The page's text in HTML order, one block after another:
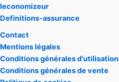
leconomizeur
Definitions-assurance
Contact
Mentions légales
Conditions générales d'utilisation
Conditions générales de vente